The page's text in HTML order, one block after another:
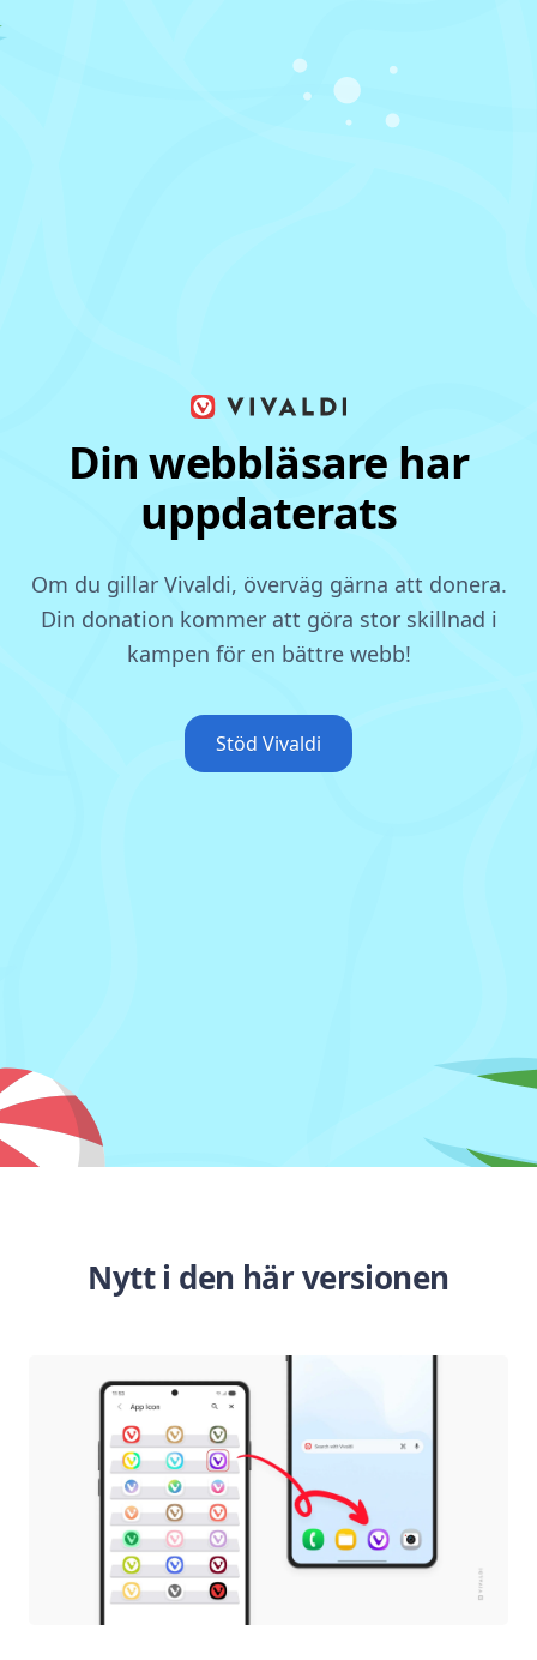
Din webbläsare har
uppdaterats
Om du gillar Vivaldi, överväg gärna att donera.
Din donation kommer att göra stor skillnad i
kampen för en bättre webb!
Stöd Vivaldi
Nytt i den här versionen